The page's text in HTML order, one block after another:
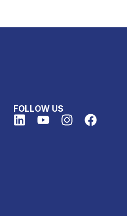
FOLLOW US